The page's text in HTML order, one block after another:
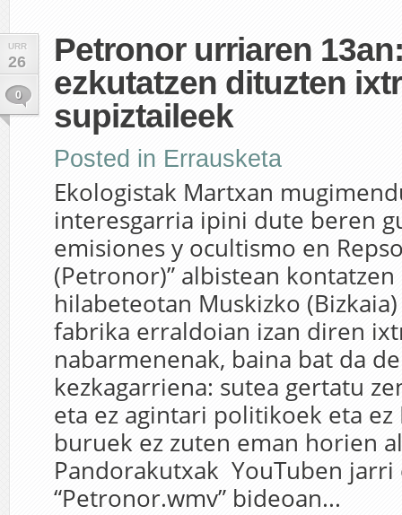
URR
26
0
Petronor urriaren
ezkutatzen dituzten
supiztaileek
Posted in Errausketa
Ekologistak Martxan
interesgarria ipini dute beren
emisiones y ocultismo en
(Petronor)” albistean
hilabeteotan Muskizko
fabrika erraldoian izan diren
nabarmenenak, baina bat da
kezkagarriena: sutea gertatu
eta ez agintari politikoek eta
buruek ez zuten eman horien
Pandorakutxak YouTuben jarri
“Petronor.wmv” bideoan...